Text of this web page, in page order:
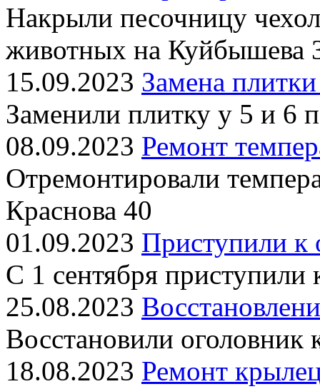
Накрыли песочницу
животных на Куйбышева
15.09.2023 Замена
Заменили плитку у 5 и 6
08.09.2023 Ремонт
Отремонтировали
Краснова 40
01.09.2023 Приступили к
С 1 сентября
25.08.2023
Восстановили
18.08.2023 Ремонт